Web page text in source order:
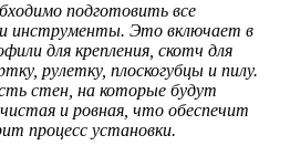
подготовить все
инструменты. Это включает в
для крепления, скотч для
рулетку, плоскогубцы и пилу.
стен, на которые будут
и ровная, что обеспечит
процесс установки.